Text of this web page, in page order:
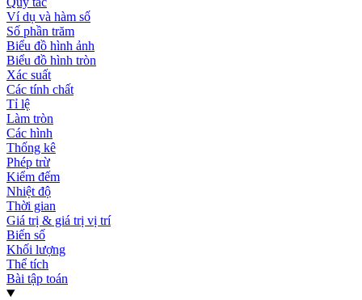
Ví dụ và hàm số
Số phần trăm
Biểu đồ hình ảnh
Biểu đồ hình tròn
Xác suất
Các tính chất
Tỉ lệ
Làm tròn
Các hình
Thống kê
Phép trừ
Kiểm đếm
Nhiệt độ
Thời gian
Giá trị & giá trị vị trí
Biến số
Khối lượng
Thể tích
Bài tập toán